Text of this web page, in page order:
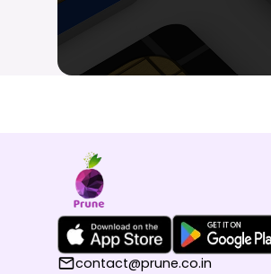
contact@prune.co.in